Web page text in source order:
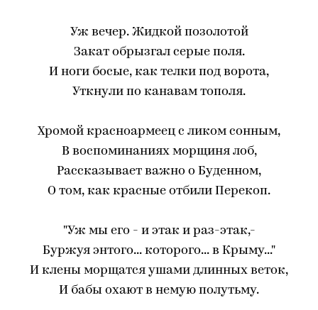
Уж вечер. Жидкой позолотой
Закат обрызгал серые поля.
И ноги босые, как телки под ворота,
Уткнули по канавам тополя.
Хромой красноармеец с ликом сонным,
В воспоминаниях морщиня лоб,
Рассказывает важно о Буденном,
О том, как красные отбили Перекоп.
"Уж мы его - и этак и раз-этак,-
Буржуя энтого... которого... в Крыму..."
И клены морщатся ушами длинных веток,
И бабы охают в немую полутьму.